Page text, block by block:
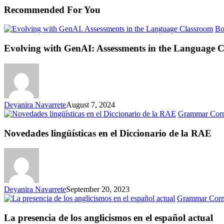
Recommended For You
Evolving with GenAI: Assessments in the Language
Deyanira NavarreteAugust 7, 2024
Grammar
Novedades lingüísticas en el Diccionario de la RAE
Deyanira NavarreteSeptember 20, 2023
Grammar
La presencia de los anglicismos en el español actual